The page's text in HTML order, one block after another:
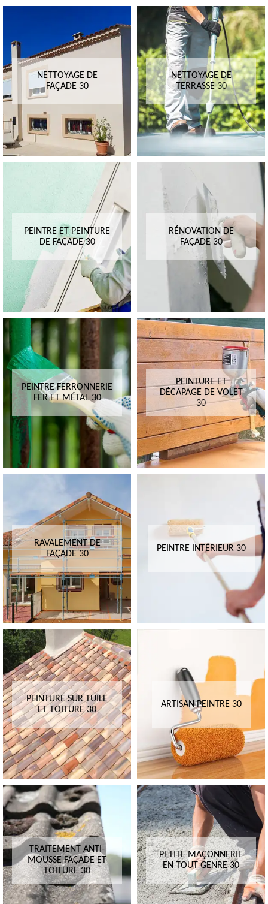
NETTOYAGE DE
FAÇADE 30
NETTOYAGE DE
TERRASSE 30
PEINTRE ET PEINTURE
DE FAÇADE 30
RÉNOVATION DE
FAÇADE 30
PEINTRE FERRONNERIE
FER ET MÉTAL 30
PEINTURE ET
DÉCAPAGE DE VOLET
30
RAVALEMENT DE
FAÇADE 30
PEINTRE INTÉRIEUR 30
PEINTURE SUR TUILE
ET TOITURE 30
ARTISAN PEINTRE 30
TRAITEMENT ANTI-
MOUSSE FAÇADE ET
TOITURE 30
PETITE MAÇONNERIE
EN TOUT GENRE 30